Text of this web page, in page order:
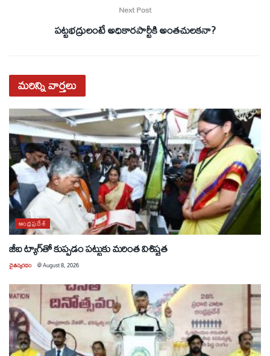
Next Post
పట్టభద్రులంటే అధికారపార్టీకి అంతచులకనా?
మరిన్నివార్తలు
ఆంధ్రప్రదేశ్
జీఐ ట్యాగ్‌తో కుప్పడం పట్టుకు మరింత విశిష్టత
చైతన్యరధం @August 8, 2026